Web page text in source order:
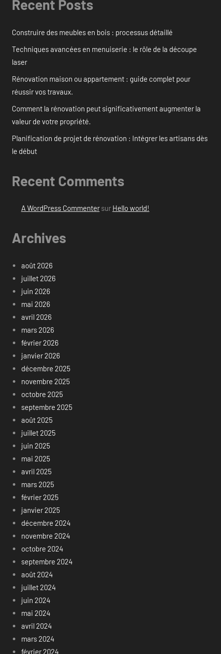
Recent Posts
Construire des meubles en bois : processus détaillé
Techniques avancées en menuiserie : le rôle de la découpe
laser
Rénovation maison ou appartement : guide complet pour
réussir vos travaux.
Comment la rénovation peut significativement augmenter la
valeur de votre propriété.
Planification de projet de rénovation : Intégrer les artisans dès
le début
Recent Comments
A WordPress Commentersur Hello world!
Archives
août 2026
juillet 2026
juin 2026
mai 2026
avril 2026
mars 2026
février 2026
janvier 2026
décembre 2025
novembre 2025
octobre 2025
septembre 2025
août 2025
juillet 2025
juin 2025
mai 2025
avril 2025
mars 2025
février 2025
janvier 2025
décembre 2024
novembre 2024
octobre 2024
septembre 2024
août 2024
juillet 2024
juin 2024
mai 2024
avril 2024
mars 2024
février 2024